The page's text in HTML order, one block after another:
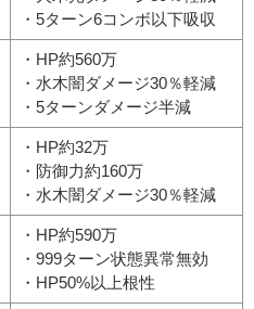
・5ターン6コンボ以下吸収
・HP約560万
・水木闇ダメージ30％軽減
・5ターンダメージ半減
・HP約32万
・防御力約160万
・水木闇ダメージ30％軽減
・HP約590万
・999ターン状態異常無効
・HP50%以上根性